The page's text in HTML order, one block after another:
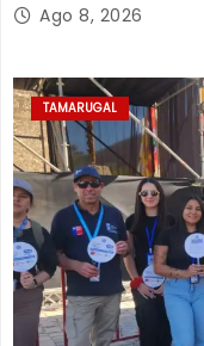
Ago 8, 2026
TAMARUGAL